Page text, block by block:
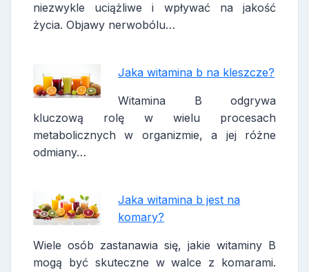
niezwykle uciążliwe i wpływać na jakość
życia. Objawy nerwobólu…
Jaka witamina b na kleszcze?
Witamina B odgrywa
kluczową rolę w wielu procesach
metabolicznych w organizmie, a jej różne
odmiany…
Jaka witamina b jest na
komary?
Wiele osób zastanawia się, jakie witaminy B
mogą być skuteczne w walce z komarami.